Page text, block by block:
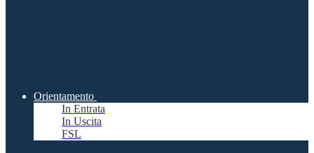
Orientamento
In Entrata
In Uscita
FSL